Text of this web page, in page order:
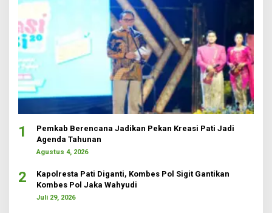
1
Pemkab Berencana Jadikan Pekan Kreasi Pati Jadi
Agenda Tahunan
Agustus 4, 2026
2
Kapolresta Pati Diganti, Kombes Pol Sigit Gantikan
Kombes Pol Jaka Wahyudi
Juli 29, 2026